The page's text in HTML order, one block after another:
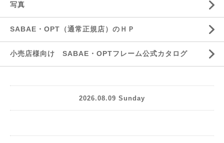
写真
SABAE・OPT（通常正規店）のＨＰ
小売店様向け SABAE・OPTフレーム公式カタログ
2026.08.09 Sunday